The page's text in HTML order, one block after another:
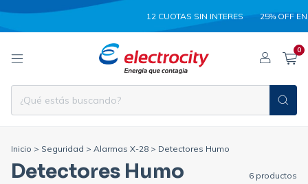
12 CUOTAS SIN INTERES 25% OFF EN
0
Inicio > Seguridad > Alarmas X-28 > Detectores Humo
Detectores Humo 6 productos